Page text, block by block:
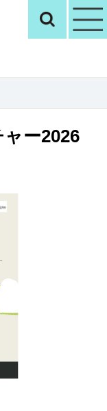
観光いばらき検
ー2026